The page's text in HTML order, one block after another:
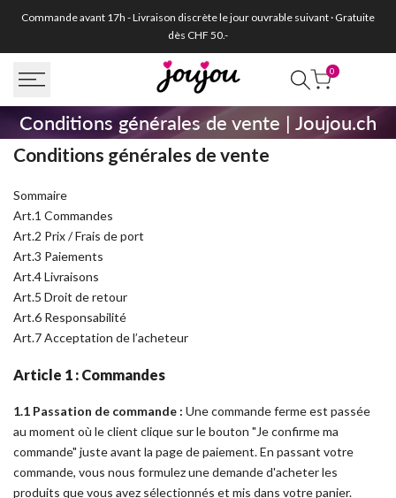
contenu
Commande avant 17h - Livraison discrète le jour ouvrable suivant · Gratuite
dès CHF 50.-
0
Conditions
générales
vente
Joujou.ch
Conditions générales de vente | Joujou.ch
Conditions générales de vente
Sommaire
Art.1 Commandes
Art.2 Prix / Frais de port
Art.3 Paiements
Art.4 Livraisons
Art.5 Droit de retour
Art.6 Responsabilité
Art.7 Acceptation de l’acheteur
Article 1 : Commandes
1.1 Passation de commande : Une commande ferme est passée
au moment où le client clique sur le bouton "Je confirme ma
commande" juste avant la page de paiement. En passant votre
commande, vous nous formulez une demande d'acheter les
produits que vous avez sélectionnés et mis dans votre panier.